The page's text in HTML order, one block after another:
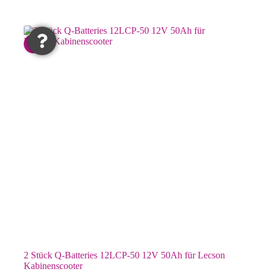
2 Stück Q-Batteries 12LCP-50 12V 50Ah für Lecson
Kabinenscooter